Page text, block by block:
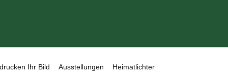
Ihr Bild Ausstellungen Heimatlichter